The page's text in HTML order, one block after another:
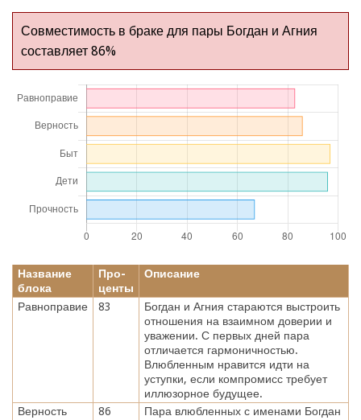
Совместимость в браке для пары Богдан и Агния
составляет 86%
Название
блока
Про-
центы
Описание
Равноправие 83
Богдан и Агния стараются выстроить
отношения на взаимном доверии и
уважении. С первых дней пара
отличается гармоничностью.
Влюбленным нравится идти на
уступки, если компромисс требует
иллюзорное будущее.
Верность
86
Пара влюбленных с именами Богдан